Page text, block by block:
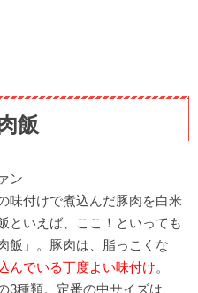
飯
ン
味付けで煮込んだ豚肉を白米
といえば、ここ！といっても
飯」。豚肉は、脂っこくな
んでいる丁度よい味付け。
3種類。定番の中サイズは、